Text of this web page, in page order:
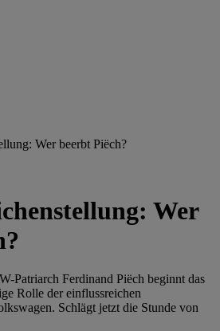
Wer beerbt Piëch?
Wer
Patriarch Ferdinand Piëch beginnt das
Rolle der einflussreichen
Schlägt jetzt die Stunde von